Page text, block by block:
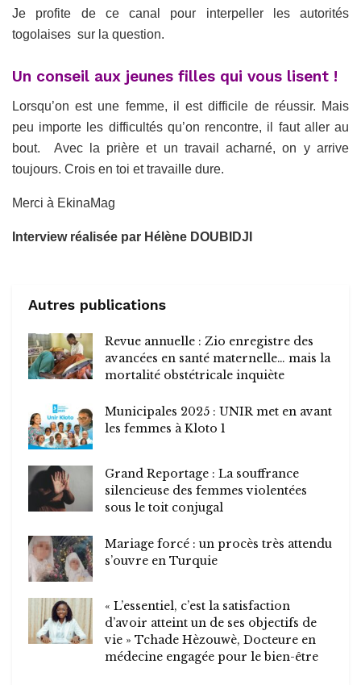
Je profite de ce canal pour interpeller les autorités
togolaises sur la question.
Un conseil aux jeunes filles qui vous lisent !
Lorsqu’on est une femme, il est difficile de réussir. Mais
peu importe les difficultés qu’on rencontre, il faut aller au
bout. Avec la prière et un travail acharné, on y arrive
toujours. Crois en toi et travaille dure.
Merci à EkinaMag
Interview réalisée par Hélène DOUBIDJI
Autres publications
Revue annuelle : Zio enregistre des
avancées en santé maternelle… mais la
mortalité obstétricale inquiète
Municipales 2025 : UNIR met en avant
les femmes à Kloto 1
Grand Reportage : La souffrance
silencieuse des femmes violentées
sous le toit conjugal
Mariage forcé : un procès très attendu
s’ouvre en Turquie
« L’essentiel, c’est la satisfaction
d’avoir atteint un de ses objectifs de
vie » Tchade Hèzouwè, Docteure en
médecine engagée pour le bien-être